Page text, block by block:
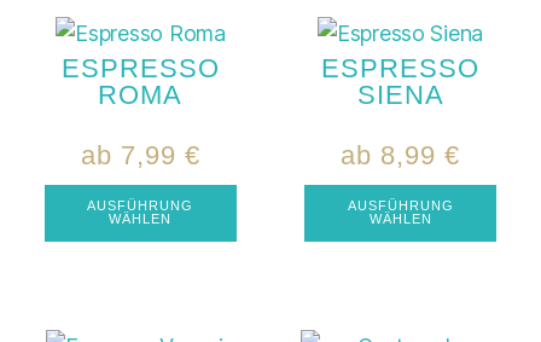
ESPRESSO
ROMA
ab 7,99 €
AUSFÜHRUNG
WÄHLEN
ESPRESSO
SIENA
ab 8,99€
AUSFÜHRUNG
WÄHLEN